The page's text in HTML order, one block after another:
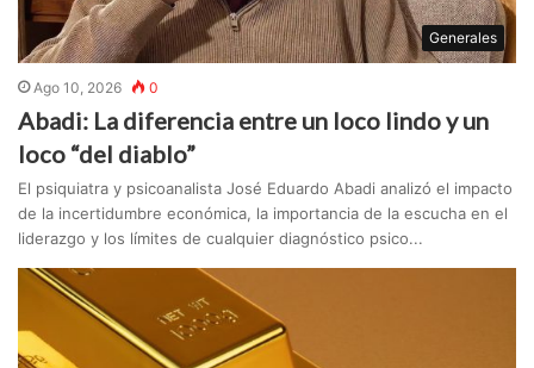
Generales
Ago 10, 2026 0
Abadi: La diferencia entre un loco lindo y un
loco “del diablo”
El psiquiatra y psicoanalista José Eduardo Abadi analizó el impacto
de la incertidumbre económica, la importancia de la escucha en el
liderazgo y los límites de cualquier diagnóstico psico...